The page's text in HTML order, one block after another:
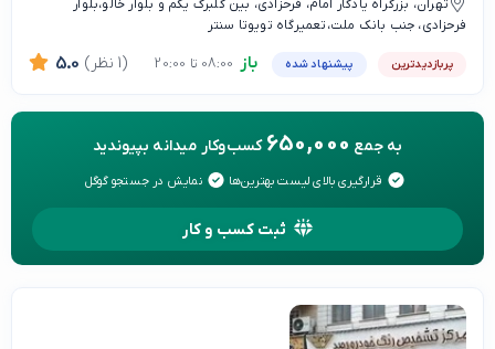
تهران، بزرگراه یادگار امام، فرحزادی، بین گلبرگ یکم و بلوار خالو،بلوار
فرحزادی، جنب بانک ملت،تعمیرگاه تویوتا سنتر
پربازدیدترین پیشنهاد شده باز 5.0 (1 نظر)
به جمع 650,000 کسب‌وکار میدانه بپیوندید
قرارگیری بالای لیست بهترین‌ها نمایش در جستجو گوگل
ثبت کسب و کار